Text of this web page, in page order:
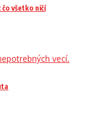
všetko ničí